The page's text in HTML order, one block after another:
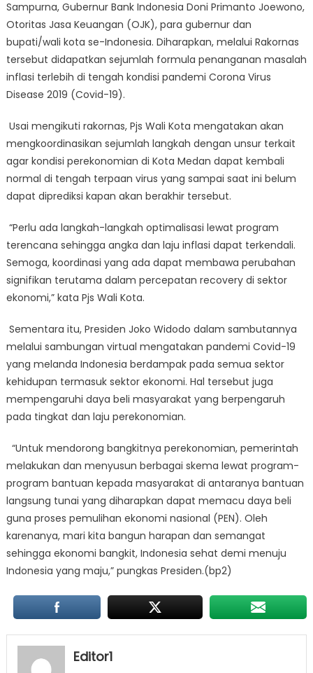
Sampurna, Gubernur Bank Indonesia Doni Primanto Joewono,
Otoritas Jasa Keuangan (OJK), para gubernur dan
bupati/wali kota se-Indonesia. Diharapkan, melalui Rakornas
tersebut didapatkan sejumlah formula penanganan masalah
inflasi terlebih di tengah kondisi pandemi Corona Virus
Disease 2019 (Covid-19).
Usai mengikuti rakornas, Pjs Wali Kota mengatakan akan
mengkoordinasikan sejumlah langkah dengan unsur terkait
agar kondisi perekonomian di Kota Medan dapat kembali
normal di tengah terpaan virus yang sampai saat ini belum
dapat diprediksi kapan akan berakhir tersebut.
“Perlu ada langkah-langkah optimalisasi lewat program
terencana sehingga angka dan laju inflasi dapat terkendali.
Semoga, koordinasi yang ada dapat membawa perubahan
signifikan terutama dalam percepatan recovery di sektor
ekonomi,” kata Pjs Wali Kota.
Sementara itu, Presiden Joko Widodo dalam sambutannya
melalui sambungan virtual mengatakan pandemi Covid-19
yang melanda Indonesia berdampak pada semua sektor
kehidupan termasuk sektor ekonomi. Hal tersebut juga
mempengaruhi daya beli masyarakat yang berpengaruh
pada tingkat dan laju perekonomian.
“Untuk mendorong bangkitnya perekonomian, pemerintah
melakukan dan menyusun berbagai skema lewat program-
program bantuan kepada masyarakat di antaranya bantuan
langsung tunai yang diharapkan dapat memacu daya beli
guna proses pemulihan ekonomi nasional (PEN). Oleh
karenanya, mari kita bangun harapan dan semangat
sehingga ekonomi bangkit, Indonesia sehat demi menuju
Indonesia yang maju,” pungkas Presiden.(bp2)
Editor1